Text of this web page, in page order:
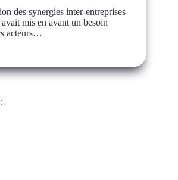
des synergies inter-entreprises
mis en avant un besoin
acteurs…